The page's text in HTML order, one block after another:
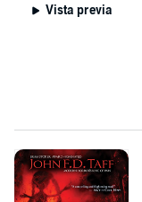
Vista previa